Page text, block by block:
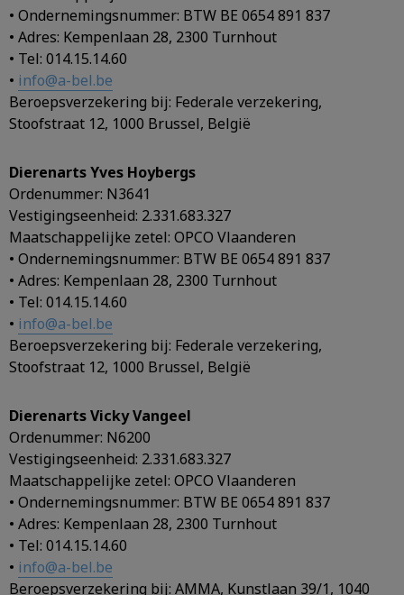
• Ondernemingsnummer: BTW BE 0654 891 837
• Adres: Kempenlaan 28, 2300 Turnhout
• Tel: 014.15.14.60
• info@a-bel.be
Beroepsverzekering bij: Federale verzekering,
Stoofstraat 12, 1000 Brussel, België
Dierenarts Yves Hoybergs
Ordenummer: N3641
Vestigingseenheid: 2.331.683.327
Maatschappelijke zetel: OPCO Vlaanderen
• Ondernemingsnummer: BTW BE 0654 891 837
• Adres: Kempenlaan 28, 2300 Turnhout
• Tel: 014.15.14.60
• info@a-bel.be
Beroepsverzekering bij: Federale verzekering,
Stoofstraat 12, 1000 Brussel, België
Dierenarts Vicky Vangeel
Ordenummer: N6200
Vestigingseenheid: 2.331.683.327
Maatschappelijke zetel: OPCO Vlaanderen
• Ondernemingsnummer: BTW BE 0654 891 837
• Adres: Kempenlaan 28, 2300 Turnhout
• Tel: 014.15.14.60
• info@a-bel.be
Beroepsverzekering bij: AMMA, Kunstlaan 39/1, 1040